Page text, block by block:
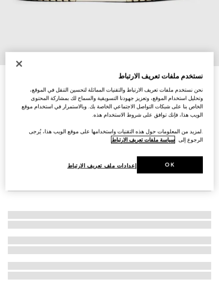
حذاء سنيكرز Gucci Re-Web للنساء
نستخدم ملفات تعريف الارتباط
نحن نستخدم ملفات تعريف الارتباط والتقنيات المماثلة لتحسين التنقل في الموقع،
وتحليل استخدام الموقع، وتعزيز جهودنا التسويقية والسماح لك بمشاركة المحتوى
الخاص بنا على شبكات التواصل الاجتماعي الخاصة بك. وبالاستمرار في استخدام موقع
الويب هذا، فإنك توافق على شروط الاستخدام هذه.
.لمزيد من المعلومات حول هذه التقنيات واستخدامها على موقع الويب هذا، يُرجى
الرجوع إلى سياسة ملفات تعريف الارتباط
إعدادات ملف تعريف الارتباط OK